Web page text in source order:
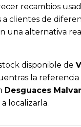
recambios
a clientes de
una alternativa
disponible de
la referencia
Desguaces
localizarla.